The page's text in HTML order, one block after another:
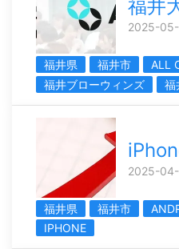
福井
2025-
福井県 福井市
ALL
福井ブローウィンズ
福
2025-
福井県 福井市
IPHONE